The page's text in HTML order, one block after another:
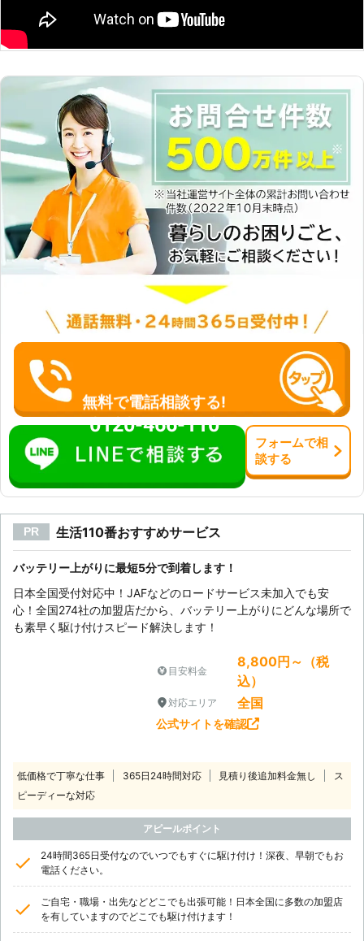
車のバッテリーを交換いたしますので
液の補充などにも対応しています。
お客様のお悩みや不安を解決すること
を第一に考えています。もし、カーバ
ッテリーに関するお悩みがありました
ら、ぜひ弊社までお電話ください。
無料で電話相談する!
0120-466-110
フォームで相
談する
PR 生活110番おすすめサービス
バッテリー上がりに最短5分で到着します！
日本全国受付対応中！JAFなどのロードサービス未加入でも安
心！全国274社の加盟店だから、バッテリー上がりにどんな場所で
も素早く駆け付けスピード解決します！
目安料金
8,800円～（税
込）
対応エリア 全国
公式サイトを確認
低価格で丁寧な仕事 365日24時間対応 見積り後追加料金無し
ス
ピーディーな対応
アピールポイント
24時間365日受付なのでいつでもすぐに駆け付け！深夜、早朝でもお
電話ください。
ご自宅・職場・出先などどこでも出張可能！日本全国に多数の加盟店
を有していますのでどこでも駆け付けます！